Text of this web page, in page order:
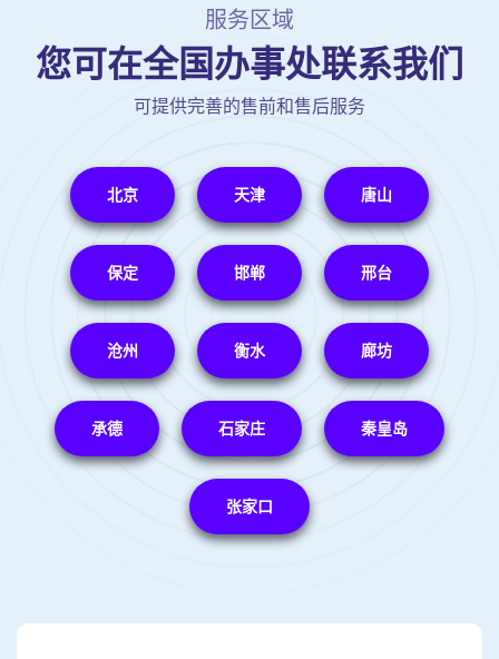
服务区域
您可在全国办事处联系我们
可提供完善的售前和售后服务
北京 天津 唐山
保定 邯郸 邢台
沧州 衡水 廊坊
承德 石家庄 秦皇岛
张家口